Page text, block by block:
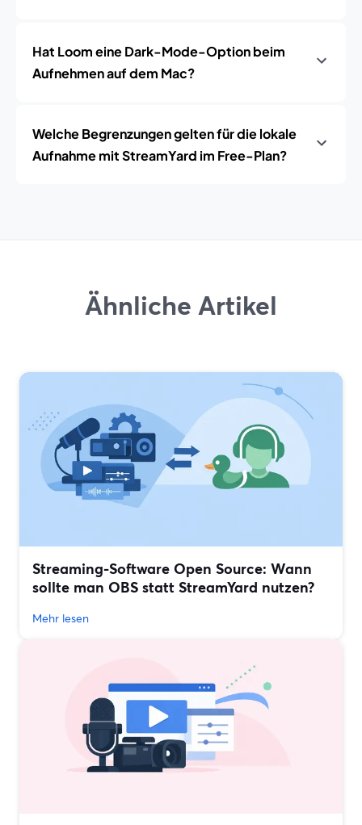
Hat Loom eine Dark-Mode-Option beim
Aufnehmen auf dem Mac?
Welche Begrenzungen gelten für die lokale
Aufnahme mit StreamYard im Free-Plan?
Ähnliche Artikel
Streaming-Software Open Source: Wann
sollte man OBS statt StreamYard nutzen?
Mehr lesen